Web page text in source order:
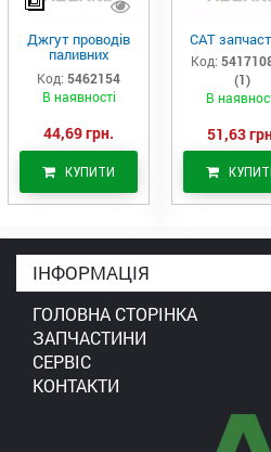
Джгут проводів
паливних
форсунок CAT
C7/C9 (546-2154)
Код: 5462154
В наявності
44,69 грн.
КУПИТИ
САТ
Код:
(1)
В
51,63
ІНФОРМАЦІЯ
ГОЛОВНА СТОРІНКА
ЗАПЧАСТИНИ
СЕРВІС
КОНТАКТИ